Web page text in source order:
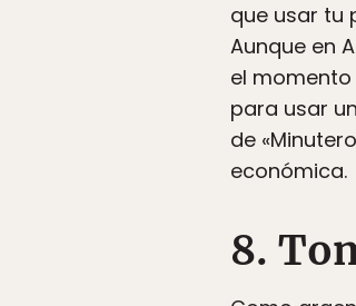
que usar tu
Aunque en
el
para usar
de
económica.
8.